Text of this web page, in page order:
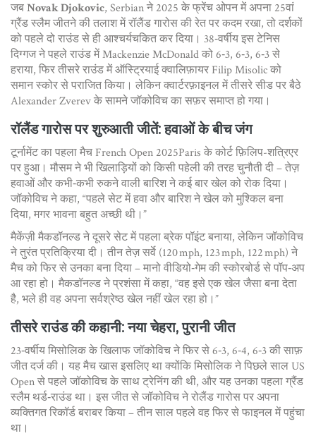
जबNovak Djokovic, Serbianने 2025 के फ्रेंच ओपन में अपना 25वां
ग्रैंड स्लैम जीतने की तलाश में रॉलैंड गारोस की रेत पर कदम रखा, तो दर्शकों
को पहले दो राउंड से ही आश्चर्यचकित कर दिया। 38‑वर्षीय इस टेनिस
दिग्गज ने पहले राउंड मेंMackenzie McDonaldको 6‑3, 6‑3, 6‑3 से
हराया, फिर तीसरे राउंड में ऑस्ट्रियाई क्वालिफ़ायर Filip Misolicको
समान स्कोर से पराजित किया। लेकिन क्वार्टरफ़ाइनल में तीसरे सीड पर बैठे
Alexander Zverevके सामने जॉकोविच का सफ़र समाप्त हो गया।
रॉलैंड गारोस पर शुरुआती जीतें: हवाओं के बीच जंग
टूर्नामेंट का पहला मैच French Open 2025Paris के कोर्ट फ़िलिप-शत्रिएर
पर हुआ। मौसम ने भी खिलाड़ियों को किसी पहेली की तरह चुनौती दी – तेज़
हवाओं और कभी‑कभी रुकने वाली बारिश ने कई बार खेल को रोक दिया।
जॉकोविच ने कहा, “पहले सेट में हवा और बारिश ने खेल को मुश्किल बना
दिया, मगर भावना बहुत अच्छी थी।”
मैकेंज़ी मैकडॉनल्ड ने दूसरे सेट में पहला ब्रेक पॉइंट बनाया, लेकिन जॉकोविच
ने तुरंत प्रतिक्रिया दी। तीन तेज़ सर्वे (120 mph, 123 mph, 122 mph) ने
मैच को फिर से उनका बना दिया – मानो वीडियो‑गेम की स्कोरबोर्ड से पॉप‑अप
आ रहा हो। मैकडॉनल्ड ने प्रशंसा में कहा, “वह इसे एक खेल जैसा बना देता
है, भले ही वह अपना सर्वश्रेष्ठ खेल नहीं खेल रहा हो।”
तीसरे राउंड की कहानी: नया चेहरा, पुरानी जीत
23‑वर्षीय मिसोलिक के खिलाफ जॉकोविच ने फिर से 6‑3, 6‑4, 6‑3 की साफ़
जीत दर्ज की। यह मैच खास इसलिए था क्योंकि मिसोलिक ने पिछले साल US
Open से पहले जॉकोविच के साथ ट्रेनिंग की थी, और यह उनका पहला ग्रैंड
स्लैम थर्ड‑राउंड था। इस जीत से जॉकोविच ने रोलैंड गारोस पर अपना
व्यक्तिगत रिकॉर्ड बराबर किया – तीन साल पहले वह फिर से फाइनल में पहुंचा
था।